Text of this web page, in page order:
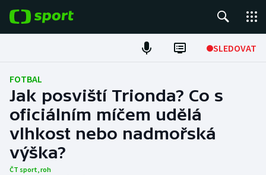
SLEDOVAT
Fotbal
Hokej
Tenis
Atletika
FOTBAL
Jak posviští Trionda? Co s
oficiálním míčem udělá
vlhkost nebo nadmořská
výška?
ČT sport,roh